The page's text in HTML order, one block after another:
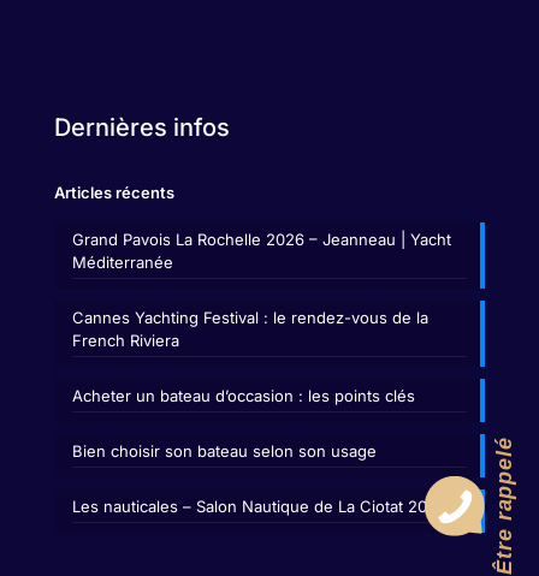
Dernières infos
Articles récents
Grand Pavois La Rochelle 2026 – Jeanneau | Yacht
Méditerranée
Cannes Yachting Festival : le rendez-vous de la
French Riviera
Acheter un bateau d’occasion : les points clés
Bien choisir son bateau selon son usage
Les nauticales – Salon Nautique de La Ciotat 2026 Être rappelé